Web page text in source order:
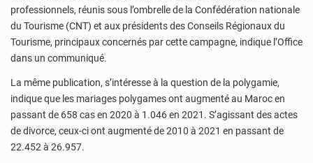
professionnels, réunis sous l’ombrelle de la Confédération nationale
du Tourisme (CNT) et aux présidents des Conseils Régionaux du
Tourisme, principaux concernés par cette campagne, indique l’Office
dans un communiqué.
La même publication, s’intéresse à la question de la polygamie,
indique que les mariages polygames ont augmenté au Maroc en
passant de 658 cas en 2020 à 1.046 en 2021. S’agissant des actes
de divorce, ceux-ci ont augmenté de 2010 à 2021 en passant de
22.452 à 26.957.